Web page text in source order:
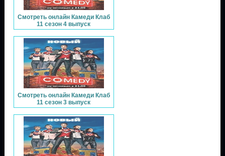
Смотреть онлайн Камеди Клаб
11 сезон 4 выпуск
Смотреть онлайн Камеди Клаб
11 сезон 3 выпуск